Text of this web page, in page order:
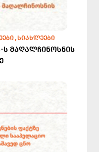
ᲡᲘᲐᲮᲚᲔᲔᲑᲘ
ს მაღალჩინოსნის